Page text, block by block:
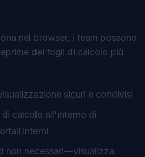
nel browser, i team possono
dei fogli di calcolo più
sicuri e condivisi
calcolo all'interno di
interni
non necessari—visualizza